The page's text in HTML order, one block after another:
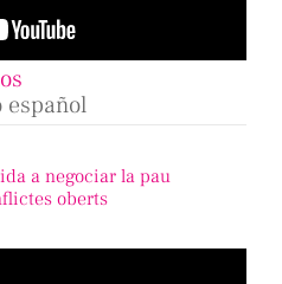
a negociar la pau
oberts